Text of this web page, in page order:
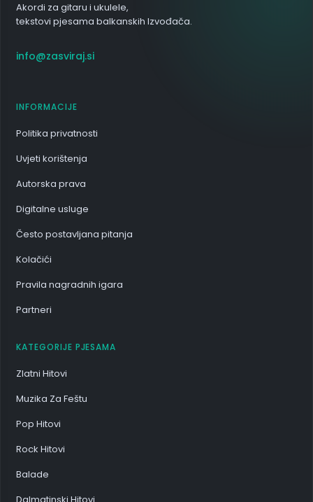
Akordi za gitaru i ukulele,
tekstovi pjesama balkanskih Izvođača.
info@zasviraj.si
INFORMACIJE
Politika privatnosti
Uvjeti korištenja
Autorska prava
Digitalne usluge
Često postavljana pitanja
Kolačići
Pravila nagradnih igara
Partneri
KATEGORIJE PJESAMA
Zlatni Hitovi
Muzika Za Feštu
Pop Hitovi
Rock Hitovi
Balade